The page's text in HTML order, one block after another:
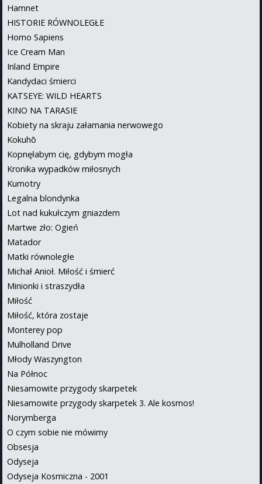
Hamnet
HISTORIE RÓWNOLEGŁE
Homo Sapiens
Ice Cream Man
Inland Empire
Kandydaci śmierci
KATSEYE: WILD HEARTS
KINO NA TARASIE
Kobiety na skraju załamania nerwowego
Kokuhō
Kopnęłabym cię, gdybym mogła
Kronika wypadków miłosnych
Kumotry
Legalna blondynka
Lot nad kukułczym gniazdem
Martwe zło: Ogień
Matador
Matki równoległe
Michał Anioł. Miłość i śmierć
Minionki i straszydła
Miłość
Miłość, która zostaje
Monterey pop
Mulholland Drive
Młody Waszyngton
Na Północ
Niesamowite przygody skarpetek
Niesamowite przygody skarpetek 3. Ale kosmos!
Norymberga
O czym sobie nie mówimy
Obsesja
Odyseja
Odyseja Kosmiczna - 2001